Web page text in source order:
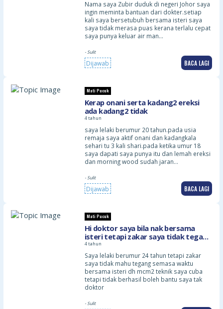
Nama saya Zubir duduk di negeri Johor saya
ingin meminta bantuan dari dokter.setiap
kali saya bersetubuh bersama isteri saya
saya tidak merasa puas kerana terlalu cepat
saya punya keluar air man…
- Sulit
Dijawab BACA LAGI
Mati Pucuk
Kerap onani serta kadang2 ereksi
ada kadang2 tidak
4 tahun
saya lelaki berumur 20 tahun.pada usia
remaja saya aktif onani dan kadangkala
sehari tu 3 kali shari.pada ketika umur 18
saya dapati saya punya itu dan lemah ereksi
dan morning wood sudah jaran…
- Sulit
Dijawab BACA LAGI
Mati Pucuk
Hi doktor saya bila nak bersama
isteri tetapi zakar saya tidak tegang
dan sukar dimasukkan ke dalam
faraj boleh bantu saya x saya x
4 tahun
Saya lelaki berumur 24 tahun tetapi zakar
saya tidak mahu tegang semasa waktu
bersama isteri dh mcm2 teknik saya cuba
tetapi tidak berhasil boleh bantu saya tak
doktor
- Sulit